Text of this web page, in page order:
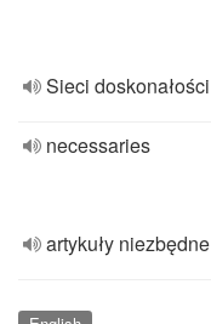
Sieci doskonałości
necessaries
artykuły niezbędne